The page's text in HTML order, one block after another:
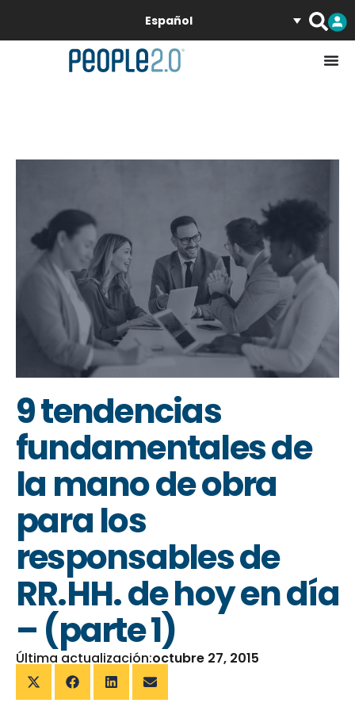
Español
9 tendencias
fundamentales de
la mano de obra
para los
responsables de
RR.HH. de hoy en día
– (parte 1)
Última actualización:octubre 27, 2015